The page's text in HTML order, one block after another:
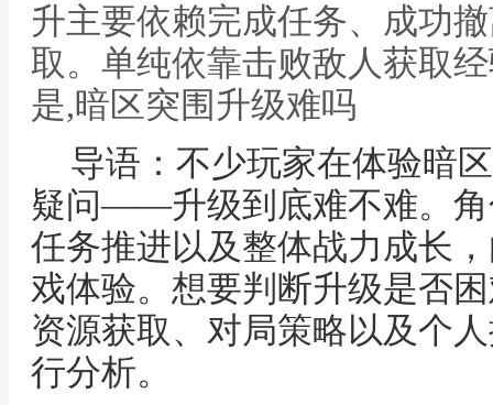
升主要依赖完成任务、成功
取。单纯依靠击败敌人获取
是,暗区突围升级难吗
导语：不少玩家在体验暗
疑问——升级到底难不难。角
任务推进以及整体战力成长
戏体验。想要判断升级是否
资源获取、对局策略以及个
行分析。